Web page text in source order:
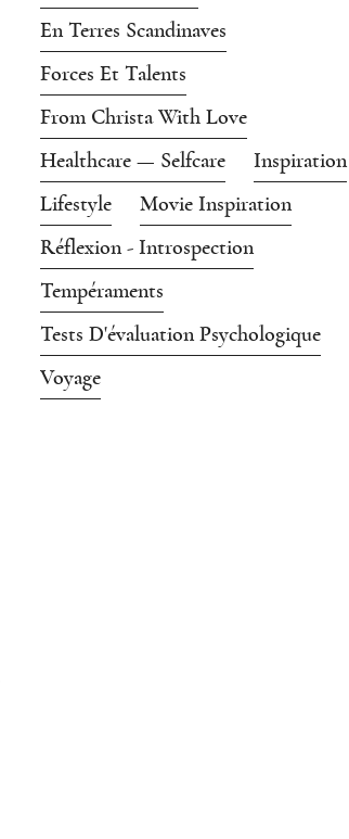
En Terres Scandinaves
Forces Et Talents
From Christa With Love
Healthcare — Selfcare
Inspiration
Lifestyle
Movie Inspiration
Réflexion - Introspection
Tempéraments
Tests D'évaluation Psychologique
Voyage